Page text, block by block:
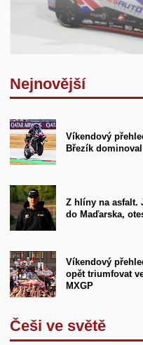
Nejnovější
Víkendový
Březík
Z hlíny na asfalt.
do Maďarska,
Víkendový
opět triumfovat
MXGP
Češi ve světě